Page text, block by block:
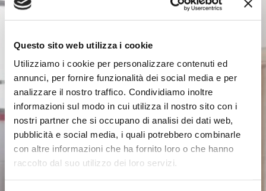
Questo sito web utilizza i cookie
Utilizziamo i cookie per personalizzare contenuti ed
annunci, per fornire funzionalità dei social media e per
analizzare il nostro traffico. Condividiamo inoltre
informazioni sul modo in cui utilizza il nostro sito con i
nostri partner che si occupano di analisi dei dati web,
pubblicità e social media, i quali potrebbero combinarle
con altre informazioni che ha fornito loro o che hanno
raccolto dal suo utilizzo dei loro servizi.